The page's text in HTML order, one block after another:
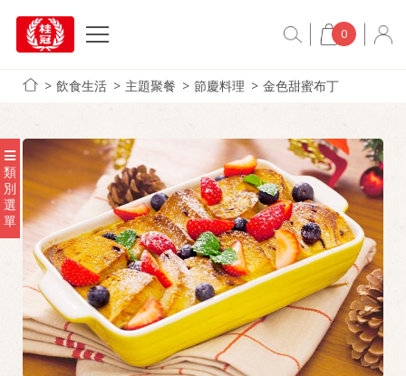
0
飲食生活 主題聚餐 節慶料理 金色甜蜜布丁
類
別
選
單